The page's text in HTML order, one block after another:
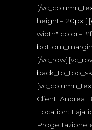
[/
width"
[/
Client: Andrea
Location:
Progettazione